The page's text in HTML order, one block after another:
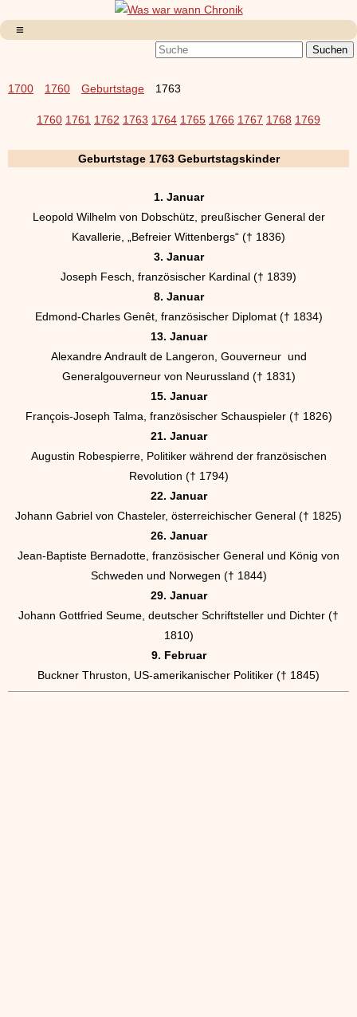
1700 1760 Geburtstage 1763
1760 1761 1762 1763 1764 1765 1766 1767 1768 1769
Geburtstage 1763 Geburtstagskinder
1. Januar
Leopold Wilhelm von Dobschütz, preußischer General der
Kavallerie, „Befreier Wittenbergs“ († 1836)
3. Januar
Joseph Fesch, französischer Kardinal († 1839)
8. Januar
Edmond-Charles Genêt, französischer Diplomat († 1834)
13. Januar
Alexandre Andrault de Langeron, Gouverneur und
Generalgouverneur von Neurussland († 1831)
15. Januar
François-Joseph Talma, französischer Schauspieler († 1826)
21. Januar
Augustin Robespierre, Politiker während der französischen
Revolution († 1794)
22. Januar
Johann Gabriel von Chasteler, österreichischer General († 1825)
26. Januar
Jean-Baptiste Bernadotte, französischer General und König von
Schweden und Norwegen († 1844)
29. Januar
Johann Gottfried Seume, deutscher Schriftsteller und Dichter (†
1810)
9. Februar
Buckner Thruston, US-amerikanischer Politiker († 1845)